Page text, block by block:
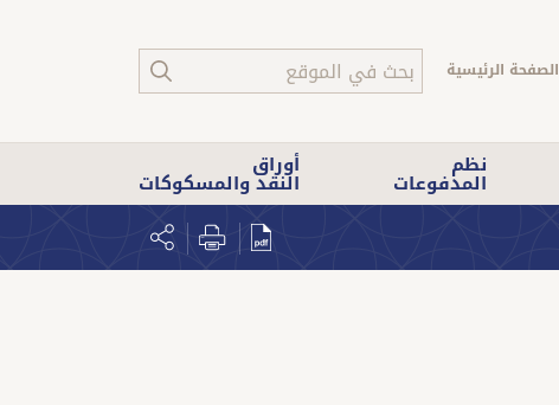
الصفحة الرئيسية
نظم
المدفوعات
أوراق
النقد والمسكوكات